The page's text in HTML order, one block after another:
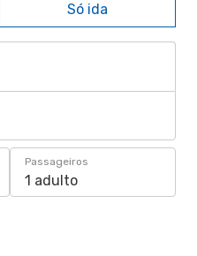
Só ida
Passageiros
1 adulto